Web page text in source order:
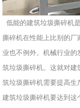
备
有
公
司
豫
ICP
低能的建筑垃圾撕碎机
撕碎机在性能上比别的厂
业也不例外。机械行业
筑垃圾撕碎机。这就对建
筑垃圾撕碎机需要提高生
建筑垃圾撕碎机要达到这